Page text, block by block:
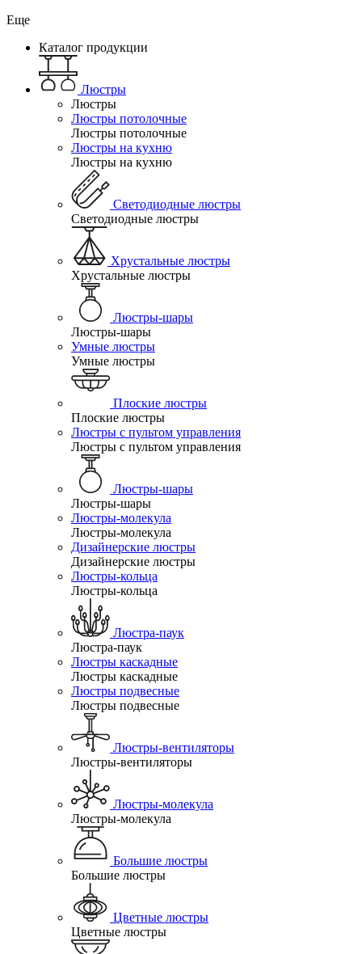
Еще
Каталог продукции
Люстры
Люстры
Люстры потолочные
Люстры потолочные
Люстры на кухню
Люстры на кухню
Светодиодные люстры
Светодиодные люстры
Хрустальные люстры
Хрустальные люстры
Люстры-шары
Люстры-шары
Умные люстры
Умные люстры
Плоские люстры
Плоские люстры
Люстры с пультом управления
Люстры с пультом управления
Люстры-шары
Люстры-шары
Люстры-молекула
Люстры-молекула
Дизайнерские люстры
Дизайнерские люстры
Люстры-кольца
Люстры-кольца
Люстра-паук
Люстра-паук
Люстры каскадные
Люстры каскадные
Люстры подвесные
Люстры подвесные
Люстры-вентиляторы
Люстры-вентиляторы
Люстры-молекула
Люстры-молекула
Большие люстры
Большие люстры
Цветные люстры
Цветные люстры